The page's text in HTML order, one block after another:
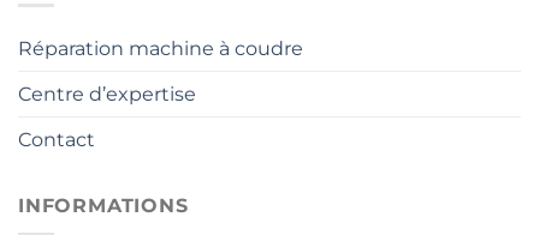
Réparation machine à coudre
Centre d’expertise
Contact
INFORMATIONS